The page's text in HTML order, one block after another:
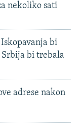
nekoliko sati
bi
bi trebala
adrese nakon